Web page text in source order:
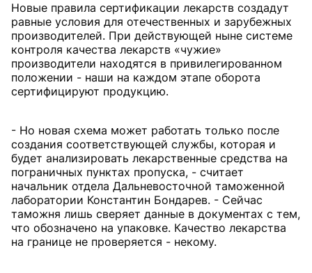
Новые правила сертификации лекарств создадут
равные условия для отечественных и зарубежных
производителей. При действующей ныне системе
контроля качества лекарств «чужие»
производители находятся в привилегированном
положении - наши на каждом этапе оборота
сертифицируют продукцию.
- Но новая схема может работать только после
создания соответствующей службы, которая и
будет анализировать лекарственные средства на
пограничных пунктах пропуска, - считает
начальник отдела Дальневосточной таможенной
лаборатории Константин Бондарев. - Сейчас
таможня лишь сверяет данные в документах с тем,
что обозначено на упаковке. Качество лекарства
на границе не проверяется - некому.